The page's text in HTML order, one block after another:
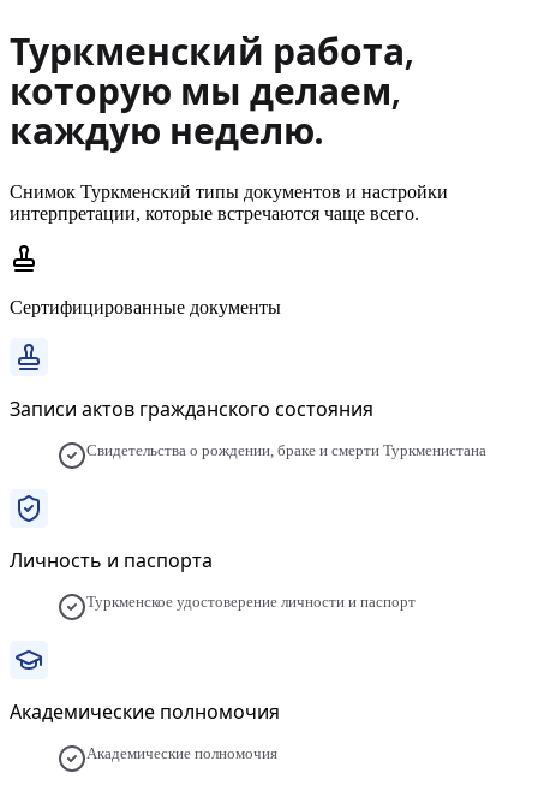
Туркменский работа,
которую мы делаем,
каждую неделю.
Снимок Туркменский типы документов и настройки
интерпретации, которые встречаются чаще всего.
Сертифицированные документы
Записи актов гражданского состояния
Свидетельства о рождении, браке и смерти Туркменистана
Личность и паспорта
Туркменское удостоверение личности и паспорт
Академические полномочия
Академические полномочия